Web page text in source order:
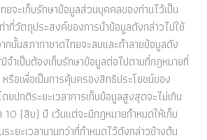
ยจะเก็บรักษาข้อมูลส่วนบุคคลของท่านไว้เป็น
ท่าที่วัตถุประสงค์ของการนำข้อมูลดังกล่าวไปใช้
นั้นสภากาชาดไทยจะลบและทำลายข้อมูลดัง
ำเป็นต้องเก็บรักษาข้อมูลต่อไปตามที่กฎหมายที่
รือเพื่อเป็นการคุ้มครองสิทธิประโยชน์ของ
ยปกติระยะเวลาการเก็บข้อมูลสูงสุดจะไม่เกิน
10 (สิบ) ปี เว้นแต่จะมีกฎหมายกำหนดให้เก็บ
ะยะเวลานานกว่าที่กำหนดไว้ดังกล่าวข้างต้น